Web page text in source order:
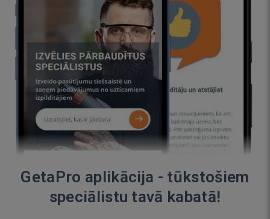
GetaPro aplikācija - tūkstošiem
speciālistu tavā kabatā!